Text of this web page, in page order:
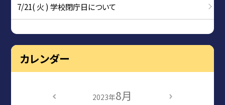
7/21( 火 ) 学校閉庁日について
カレンダー
2023年8月